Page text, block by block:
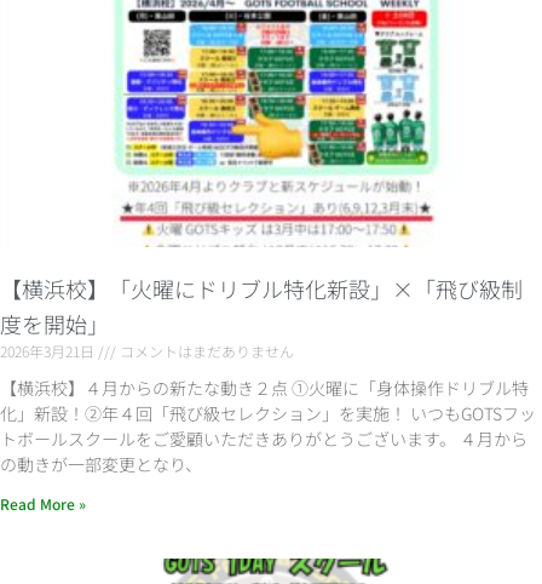
【横浜校】「火曜にドリブル特化新設」×「飛び級制
度を開始」
2026年3月21日 コメントはまだありません
【横浜校】４月からの新たな動き２点 ①火曜に「身体操作ドリブル特
化」新設！②年４回「飛び級セレクション」を実施！ いつもGOTSフッ
トボールスクールをご愛顧いただきありがとうございます。 ４月から
の動きが一部変更となり、
Read More »